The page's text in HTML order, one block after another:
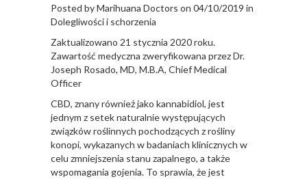
Posted by Marihuana Doctors on 04/10/2019 in
Dolegliwości i schorzenia
Zaktualizowano 21 stycznia 2020 roku.
Zawartość medyczna zweryfikowana przez Dr.
Joseph Rosado, MD, M.B.A, Chief Medical
Officer
CBD, znany również jako kannabidiol, jest
jednym z setek naturalnie występujących
związków roślinnych pochodzących z rośliny
konopi, wykazanych w badaniach klinicznych w
celu zmniejszenia stanu zapalnego, a także
wspomagania gojenia. To sprawia, że jest